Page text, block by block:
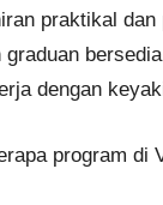
praktikal dan
dengan
program di